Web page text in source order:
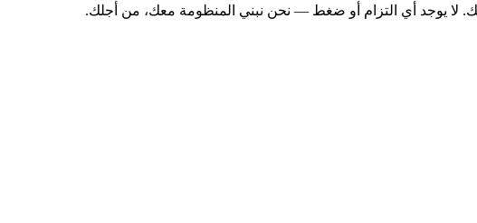
لا يوجد أي التزام أو ضغط — نحن نبني المنظومة معك، من أجلك.